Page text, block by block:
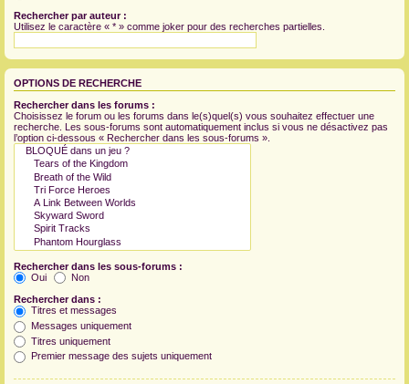
Rechercher par auteur :
Utilisez le caractère « * » comme joker pour des recherches partielles.
OPTIONS DE RECHERCHE
Rechercher dans les forums :
Choisissez le forum ou les forums dans le(s)quel(s) vous souhaitez effectuer une
recherche. Les sous-forums sont automatiquement inclus si vous ne désactivez pas
l’option ci-dessous « Rechercher dans les sous-forums ».
Rechercher dans les sous-forums :
Oui
Non
Rechercher dans :
Titres et messages
Messages uniquement
Titres uniquement
Premier message des sujets uniquement